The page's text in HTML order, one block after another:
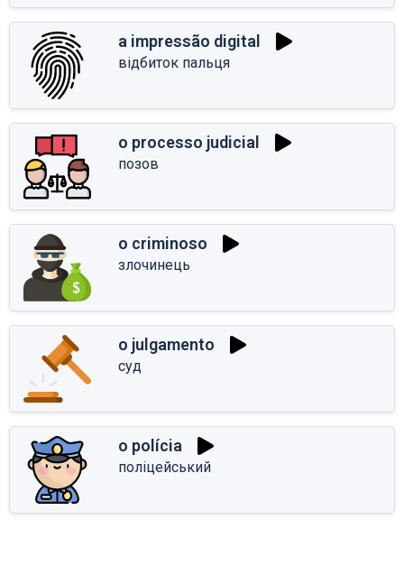
a impressão digital
відбиток пальця
o processo judicial
позов
o criminoso
злочинець
o julgamento
суд
o polícia
поліцейський